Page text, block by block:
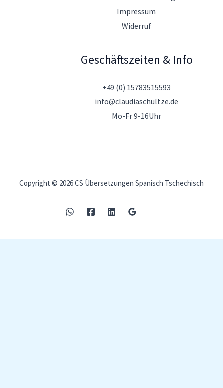
Impressum
Widerruf
Geschäftszeiten & Info
+49 (0) 15783515593
info@claudiaschultze.de
Mo-Fr 9-16Uhr
Copyright © 2026 CS Übersetzungen Spanisch Tschechisch